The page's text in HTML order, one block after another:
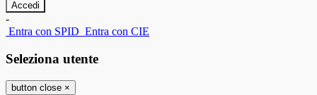
-
Entra con SPID Entra con CIE
Seleziona utente
button close ×